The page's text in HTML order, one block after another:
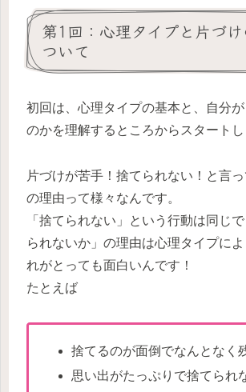
第1回：心理タイプと片づ
ついて
初回は、心理タイプの基本と、自分
のかを理解するところからスタートし
片づけが苦手！捨てられない！と言
の理由って様々なんです。
「捨てられない」という行動は同じ
られないか」の理由は心理タイプに
れがとっても面白いんです！
たとえば
捨てるのが面倒でなんとなく
思い出がたっぷりで捨てられ